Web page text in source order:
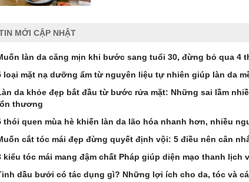
MỚI CẬP NHẬT
làn da căng mịn khi bước sang tuổi 30, đừng bỏ qua 4
loại mặt nạ dưỡng ẩm từ nguyên liệu tự nhiên giúp làn da
da khỏe đẹp bắt đầu từ bước rửa mặt: Những sai lầm
thương
thói quen mùa hè khiến làn da lão hóa nhanh hơn, nhiều
cắt tóc mái đẹp đừng quyết định vội: 5 điều nên cân
kiểu tóc mái mang đậm chất Pháp giúp diện mạo thanh lịch
dầu bưởi có tác dụng gì? Những lợi ích cho da, tóc và